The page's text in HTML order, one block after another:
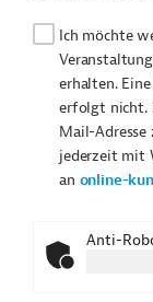
Ich möchte
erhalten.
erfolgt nicht.
Mail-Adresse
jederzeit mit
an online-
Anti-